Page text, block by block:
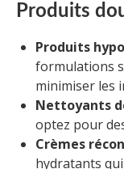
Produits
Produits
formulations
minimiser les
Nettoyants
optez pour
Crèmes
hydratants